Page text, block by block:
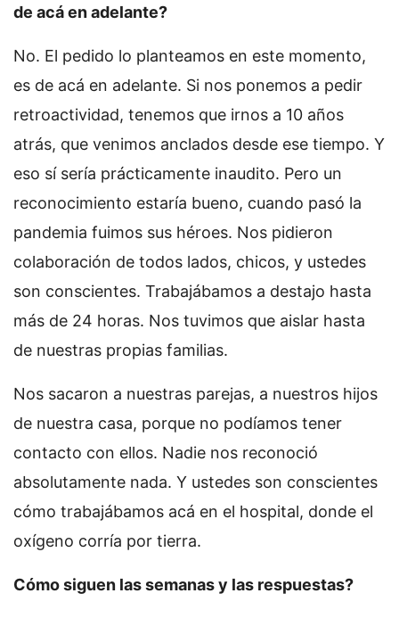
de acá en adelante?
No. El pedido lo planteamos en este momento,
es de acá en adelante. Si nos ponemos a pedir
retroactividad, tenemos que irnos a 10 años
atrás, que venimos anclados desde ese tiempo. Y
eso sí sería prácticamente inaudito. Pero un
reconocimiento estaría bueno, cuando pasó la
pandemia fuimos sus héroes. Nos pidieron
colaboración de todos lados, chicos, y ustedes
son conscientes. Trabajábamos a destajo hasta
más de 24 horas. Nos tuvimos que aislar hasta
de nuestras propias familias.
Nos sacaron a nuestras parejas, a nuestros hijos
de nuestra casa, porque no podíamos tener
contacto con ellos. Nadie nos reconoció
absolutamente nada. Y ustedes son conscientes
cómo trabajábamos acá en el hospital, donde el
oxígeno corría por tierra.
Cómo siguen las semanas y las respuestas?